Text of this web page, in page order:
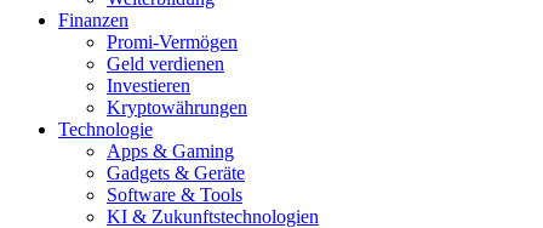
Finanzen
Promi-Vermögen
Geld verdienen
Investieren
Kryptowährungen
Technologie
Apps & Gaming
Gadgets & Geräte
Software & Tools
KI & Zukunftstechnologien